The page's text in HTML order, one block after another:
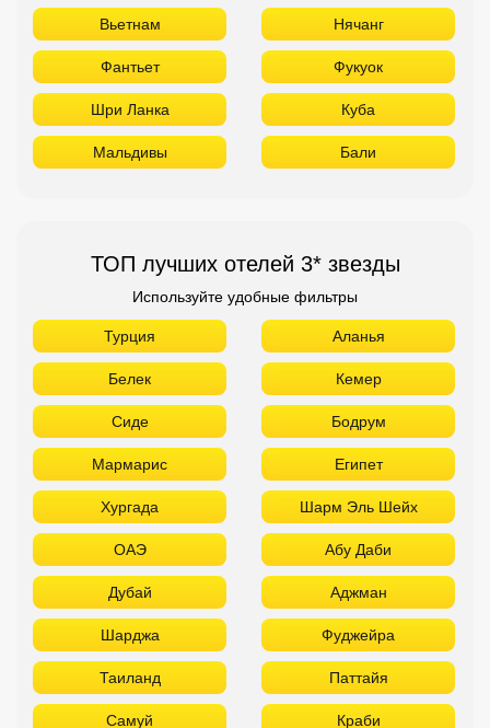
Вьетнам Нячанг
Фантьет Фукуок
Шри Ланка Куба
Мальдивы Бали
ТОП лучших отелей 3* звезды
Используйте удобные фильтры
Турция Аланья
Белек Кемер
Сиде Бодрум
Мармарис Египет
Хургада Шарм Эль Шейх
ОАЭ Абу Даби
Дубай Аджман
Шарджа Фуджейра
Таиланд Паттайя
Самуй Краби